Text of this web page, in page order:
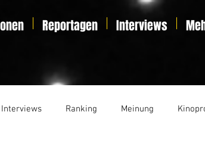
Reportagen Interviews
Interviews Ranking Meinung